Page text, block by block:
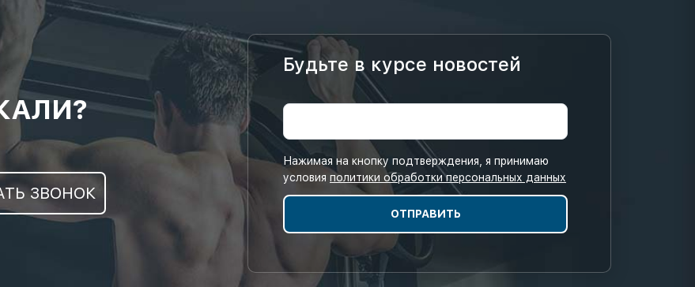
ЗВОНОК
Будьте в курсе новостей
Нажимая на кнопку подтверждения, я принимаю
условия политики обработки персональных данных